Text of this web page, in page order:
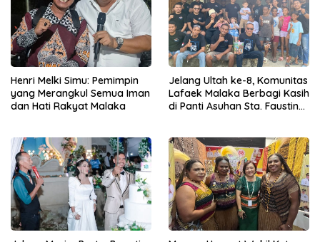
Henri Melki Simu: Pemimpin
yang Merangkul Semua Iman
dan Hati Rakyat Malaka
Jelang Ultah ke-8, Komunitas
Lafaek Malaka Berbagi Kasih
di Panti Asuhan Sta. Faustina